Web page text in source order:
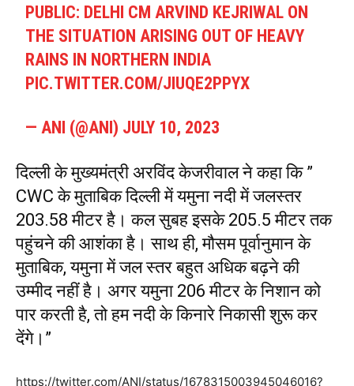
PUBLIC: DELHI CM ARVIND KEJRIWAL ON
THE SITUATION ARISING OUT OF HEAVY
RAINS IN NORTHERN INDIA
PIC.TWITTER.COM/JIUQE2PPYX
— ANI (@ANI) JULY 10, 2023
दिल्ली के मुख्यमंत्री अरविंद केजरीवाल ने कहा कि ”
CWC के मुताबिक दिल्ली में यमुना नदी में जलस्तर
203.58 मीटर है। कल सुबह इसके 205.5 मीटर तक
पहुंचने की आशंका है। साथ ही, मौसम पूर्वानुमान के
मुताबिक, यमुना में जल स्तर बहुत अधिक बढ़ने की
उम्मीद नहीं है। अगर यमुना 206 मीटर के निशान को
पार करती है, तो हम नदी के किनारे निकासी शुरू कर
देंगे।”
https://twitter.com/ANI/status/1678315003945046016?